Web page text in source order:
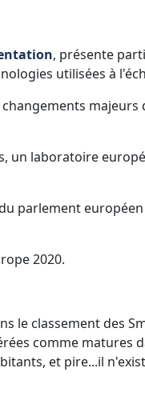
, présente
utilisées à
un laboratoire
parlement
2020.
le classement des
comme matures
et pire...il